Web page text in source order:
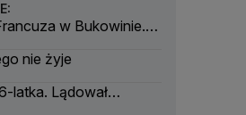
w Bukowinie.
nie żyje
latka. Lądował